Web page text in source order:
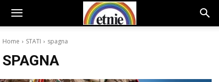
Home STATI spagna
SPAGNA